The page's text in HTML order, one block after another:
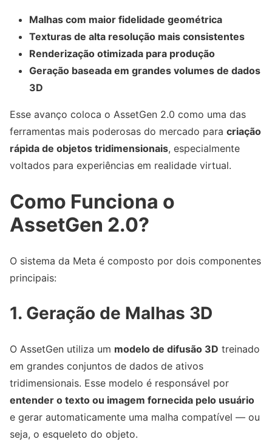
Malhas com maior fidelidade geométrica
Texturas de alta resolução mais consistentes
Renderização otimizada para produção
Geração baseada em grandes volumes de dados
3D
Esse avanço coloca o AssetGen 2.0 como uma das
ferramentas mais poderosas do mercado para criação
rápida de objetos tridimensionais, especialmente
voltados para experiências em realidade virtual.
Como Funciona o
AssetGen 2.0?
O sistema da Meta é composto por dois componentes
principais:
1. Geração de Malhas 3D
O AssetGen utiliza um modelo de difusão 3D treinado
em grandes conjuntos de dados de ativos
tridimensionais. Esse modelo é responsável por
entender o texto ou imagem fornecida pelo usuário
e gerar automaticamente uma malha compatível — ou
seja, o esqueleto do objeto.